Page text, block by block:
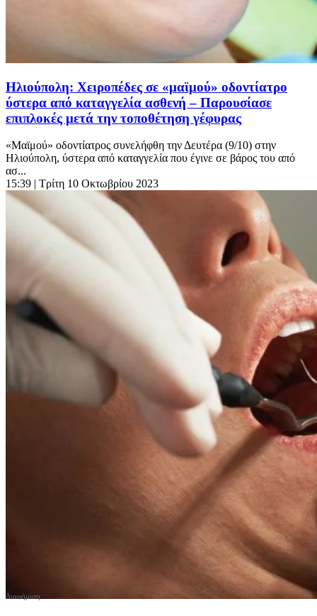
Ηλιούπολη: Χειροπέδες σε «μαϊμού» οδοντίατρο
ύστερα από καταγγελία ασθενή – Παρουσίασε
επιπλοκές μετά την τοποθέτηση γέφυρας
«Μαϊμού» οδοντίατρος συνελήφθη την Δευτέρα (9/10) στην
Ηλιούπολη, ύστερα από καταγγελία που έγινε σε βάρος του από
ασ...
15:39 | Τρίτη 10 Οκτωβρίου 2023